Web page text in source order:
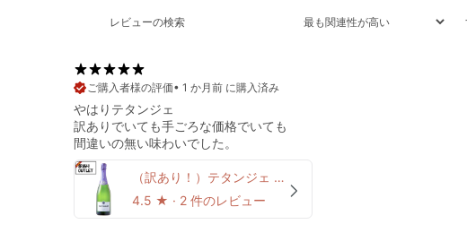
• 1 か月前 に購入済み
やはりテタンジェ
訳ありでいても手ごろな価格でいても
（訳あり！）テタンジェ ノクターン・セック N.V. (ラベル不良、キャップシール不良、ボトル不良など)
4.5 ★ · 2 件のレビュー